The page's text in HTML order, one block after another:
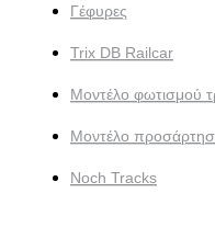
Γέφυρες
Trix DB Railcar
Μοντέλο φωτισμού
Μοντέλο
Noch Tracks